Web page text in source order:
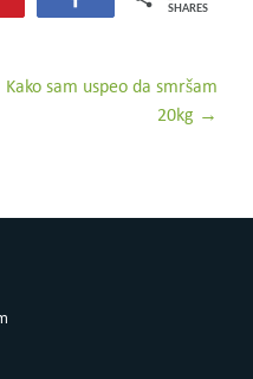
SHARES
Kako sam uspeo da smršam
20kg →